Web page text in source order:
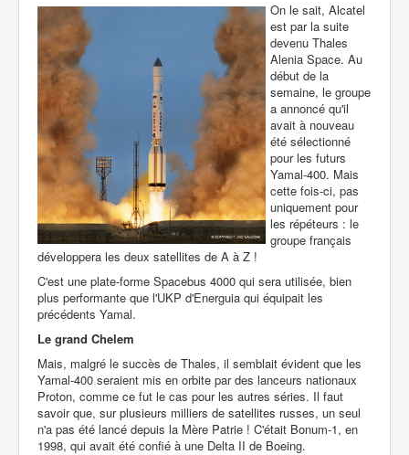
On le sait, Alcatel
est par la suite
devenu Thales
Alenia Space. Au
début de la
semaine, le groupe
a annoncé qu'il
avait à nouveau
été sélectionné
pour les futurs
Yamal-400. Mais
cette fois-ci, pas
uniquement pour
les répéteurs : le
groupe français
développera les deux satellites de A à Z !
C'est une plate-forme Spacebus 4000 qui sera utilisée, bien
plus performante que l'UKP d'Energuia qui équipait les
précédents Yamal.
Le grand Chelem
Mais, malgré le succès de Thales, il semblait évident que les
Yamal-400 seraient mis en orbite par des lanceurs nationaux
Proton, comme ce fut le cas pour les autres séries. Il faut
savoir que, sur plusieurs milliers de satellites russes, un seul
n'a pas été lancé depuis la Mère Patrie ! C'était Bonum-1, en
1998, qui avait été confié à une Delta II de Boeing.